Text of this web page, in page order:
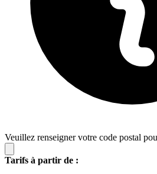
Veuillez renseigner votre code postal
Tarifs à partir de :